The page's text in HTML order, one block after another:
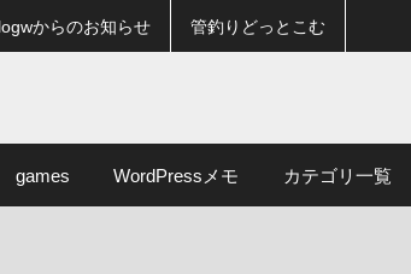
logwからのお知らせ 管釣りどっとこむ
games WordPressメモ カテゴリ一覧